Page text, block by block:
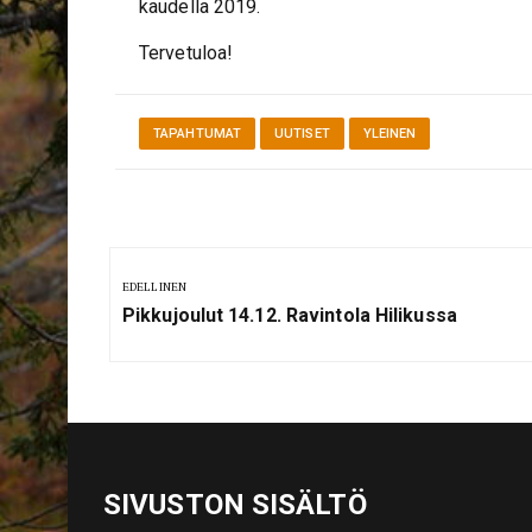
kaudella 2019.
Tervetuloa!
TAPAHTUMAT UUTISET YLEINEN
selaus
EDELLINEN
Previous
Pikkujoulut 14.12. Ravintola Hilikussa
SIVUSTON SISÄLTÖ